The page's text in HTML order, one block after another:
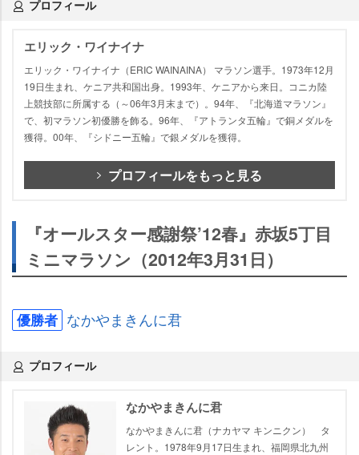
プロフィール
エリック・ワイナイナ
エリック・ワイナイナ（ERIC WAINAINA） マラソン選手。1973年12月
19日生まれ、ケニア共和国出身。1993年、ケニアから来日。コニカ陸
上競技部に所属する（～06年3月末まで）。94年、『北海道マラソン』
で、初マラソン初優勝を飾る。96年、『アトランタ五輪』で銅メダルを
獲得。00年、『シドニー五輪』で銀メダルを獲得。
プロフィールをもっと見る
『オールスター感謝祭’12春』赤坂5丁目
ミニマラソン（2012年3月31日）
優勝者 なかやまきんに君
プロフィール
なかやまきんに君
なかやまきんに君（ナカヤマ キンニクン） タ
レント。1978年9月17日生まれ、福岡県北九州